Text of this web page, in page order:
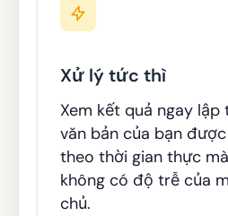
Xử lý tức thì
Xem kết quả ngay lập
văn bản của bạn
theo thời gian thực mà
không có độ trễ của
chủ.